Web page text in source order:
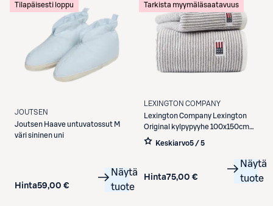
Tilapäisesti loppu
JOUTSEN
Joutsen Haave untuvatossut M
väri sininen uni
Hinta59,00 €
Näytä
tuote
Tarkista myymäläsaatavuus
LEXINGTON COMPANY
Lexington Company
Lexington
Original kylpypyyhe 100x150cm
white gray stripe
Keskiarvo5 / 5
Hinta75,00 €
Näytä
tuote